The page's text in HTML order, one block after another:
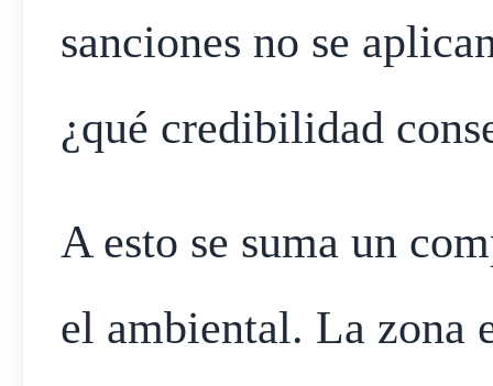
sanciones no se
¿qué credibilidad
A esto se suma un
el ambiental. La zona